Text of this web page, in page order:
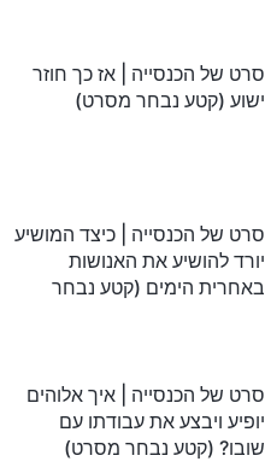
סרט של הכנסייה | אז כך חוזר
ישוע (קטע נבחר מסרט)
סרט של הכנסייה | כיצד המושיע
יורד להושיע את האנושות
באחרית הימים (קטע נבחר
סרט של הכנסייה | איך אלוהים
יופיע ויבצע את עבודתו עם
שובו? (קטע נבחר מסרט)